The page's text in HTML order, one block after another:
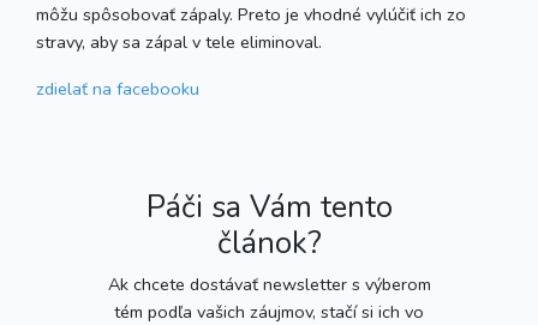
môžu spôsobovať zápaly. Preto je vhodné vylúčiť ich zo
stravy, aby sa zápal v tele eliminoval.
zdielať na facebooku
Páči sa Vám tento
článok?
Ak chcete dostávať newsletter s výberom
tém podľa vašich záujmov, stačí si ich vo